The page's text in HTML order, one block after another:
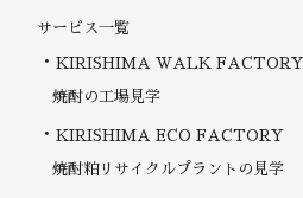
サービス一覧
KIRISHIMA WALK FACTORY
焼酎の工場見学
KIRISHIMA ECO FACTORY
焼酎粕リサイクルプラントの見学